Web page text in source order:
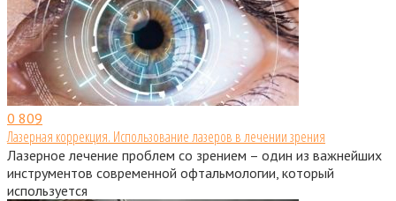
0 809
Лазерная коррекция. Использование лазеров в лечении зрения
Лазерное лечение проблем со зрением – один из важнейших
инструментов современной офтальмологии, который
используется